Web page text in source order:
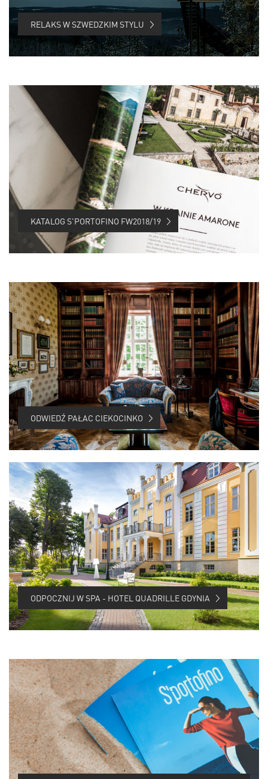
RELAKS W SZWEDZKIM STYLU
KATALOG S'PORTOFINO FW2018/19
ODWIEDŹ PAŁAC CIEKOCINKO
ODPOCZNIJ W SPA - HOTEL QUADRILLE GDYNIA